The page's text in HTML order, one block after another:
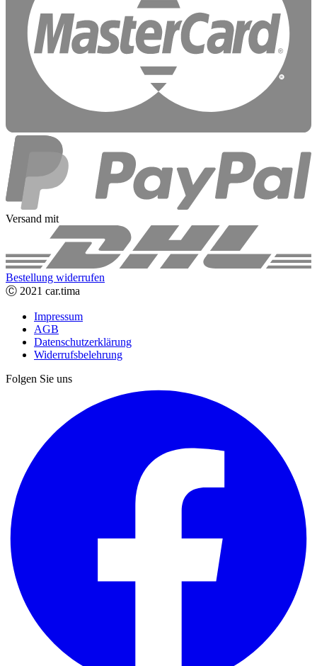
Versand mit
Bestellung widerrufen
Ⓒ 2021 car.tima
Impressum
AGB
Datenschutzerklärung
Widerrufsbelehrung
Folgen Sie uns